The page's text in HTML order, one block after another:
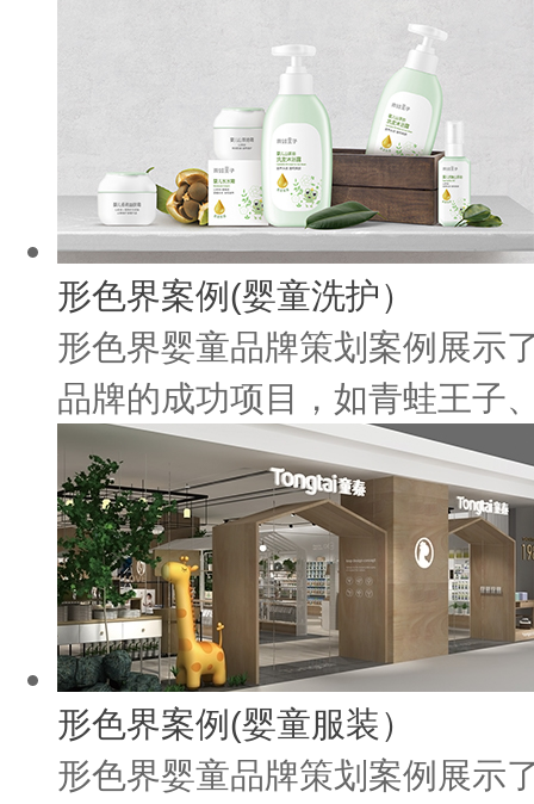
形色界案例(婴童洗护）
形色界婴童品牌策划案例展示
品牌的成功项目，如青蛙王子
形色界案例(婴童服装）
形色界婴童品牌策划案例展示